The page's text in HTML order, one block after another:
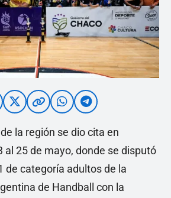
la región se dio cita en
al 25 de mayo, donde se disputó
de categoría adultos de la
de Handball con la